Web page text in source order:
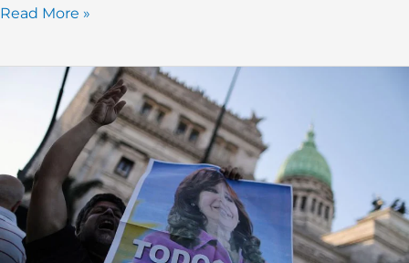
Read More »
cuesta
tanto
recordar?